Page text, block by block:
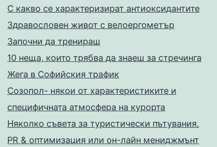
С какво се характеризират антиоксидантите
Здравословен живот с велоергометър
Запoчни да тренираш
10 неща, които трябва да знаеш за стречинга
Жега в Софийския трафик
Созопол- някои от характеристиките и
специфичната атмосфера на курорта
Няколко съвета за туристически пътувания.
PR & оптимизация или он-лайн мениджмънт